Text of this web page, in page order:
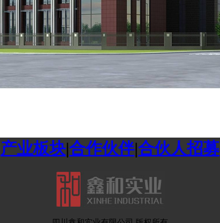
产业板块|合作伙伴|合伙人招募